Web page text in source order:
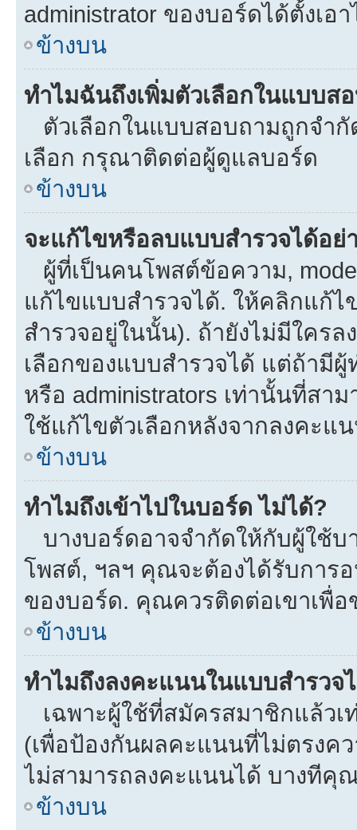
administrator ของบอร์ดได้ตั้งเอา
ข้างบน
ทำไมฉันถึงเพิ่มตัวเลือกในแบบส
ตัวเลือกในแบบสอบถามถูกจำ
เลือก กรุณาติดต่อผู้ดูแลบอร์ด
ข้างบน
จะแก้ไขหรือลบแบบสำรวจได้อย่
ผู้ที่เป็นคนโพสต์ข้อความ,
แก้ไขแบบสำรวจได้. ให้คลิกแก้
สำรวจอยู่ในนั้น). ถ้ายังไม่มีใคร
เลือกของแบบสำรวจได้ แต่ถ้ามีผู้
หรือ administrators เท่านั้นที่สา
ใช้แก้ไขตัวเลือกหลังจากลงคะแ
ข้างบน
ทำไมถึงเข้าไปในบอร์ด ไม่ได้?
บางบอร์ดอาจจำกัดให้กับผู้ใช้บ
โพสต์, ฯลฯ คุณจะต้องได้รับการ
ของบอร์ด. คุณควรติดต่อเขาเพื่
ข้างบน
ทำไมถึงลงคะแนนในแบบสำรวจ
เฉพาะผู้ใช้ที่สมัครสมาชิกแล้ว
(เพื่อป้องกันผลคะแนนที่ไม่ตรงค
ไม่สามารถลงคะแนนได้ บางทีคุ
ข้างบน